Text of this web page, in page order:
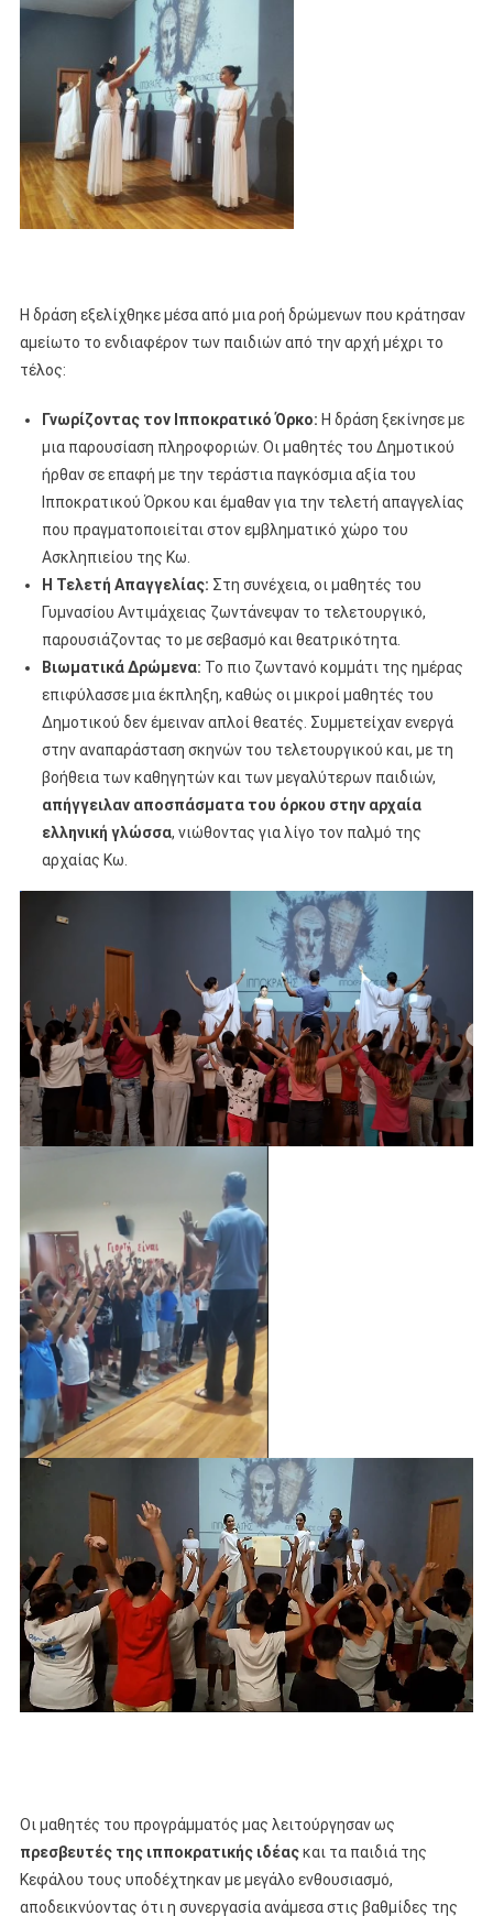
Η δράση εξελίχθηκε μέσα από μια ροή δρώμενων που κράτησαν
αμείωτο το ενδιαφέρον των παιδιών από την αρχή μέχρι το
τέλος:
Γνωρίζοντας τον Ιπποκρατικό Όρκο: Η δράση ξεκίνησε με
μια παρουσίαση πληροφοριών. Οι μαθητές του Δημοτικού
ήρθαν σε επαφή με την τεράστια παγκόσμια αξία του
Ιπποκρατικού Όρκου και έμαθαν για την τελετή απαγγελίας
που πραγματοποιείται στον εμβληματικό χώρο του
Ασκληπιείου της Κω.
Η Τελετή Απαγγελίας: Στη συνέχεια, οι μαθητές του
Γυμνασίου Αντιμάχειας ζωντάνεψαν το τελετουργικό,
παρουσιάζοντας το με σεβασμό και θεατρικότητα.
Βιωματικά Δρώμενα: Το πιο ζωντανό κομμάτι της ημέρας
επιφύλασσε μια έκπληξη, καθώς οι μικροί μαθητές του
Δημοτικού δεν έμειναν απλοί θεατές. Συμμετείχαν ενεργά
στην αναπαράσταση σκηνών του τελετουργικού και, με τη
βοήθεια των καθηγητών και των μεγαλύτερων παιδιών,
απήγγειλαν αποσπάσματα του όρκου στην αρχαία
ελληνική γλώσσα, νιώθοντας για λίγο τον παλμό της
αρχαίας Κω.
Οι μαθητές του προγράμματός μας λειτούργησαν ως
πρεσβευτές της ιπποκρατικής ιδέαςκαι τα παιδιά της
Κεφάλου τους υποδέχτηκαν με μεγάλο ενθουσιασμό,
αποδεικνύοντας ότι η συνεργασία ανάμεσα στις βαθμίδες της